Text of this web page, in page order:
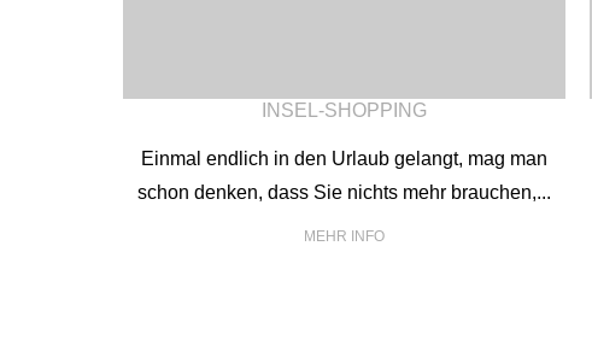
INSEL-SHOPPING
Einmal endlich in den Urlaub gelangt, mag man
schon denken, dass Sie nichts mehr brauchen,...
MEHR INFO